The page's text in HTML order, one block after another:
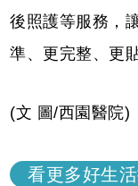
後照護等服務，
準、更完整、更
(文 圖/西園醫院)
看更多好生